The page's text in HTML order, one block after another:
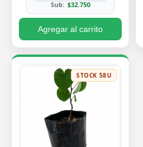
Sub: $32.750
Agregar al carrito
STOCK 58U